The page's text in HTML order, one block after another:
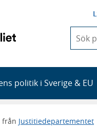
du
skriva
en
med
politik i Sverige & EU
från Justitiedepartementet